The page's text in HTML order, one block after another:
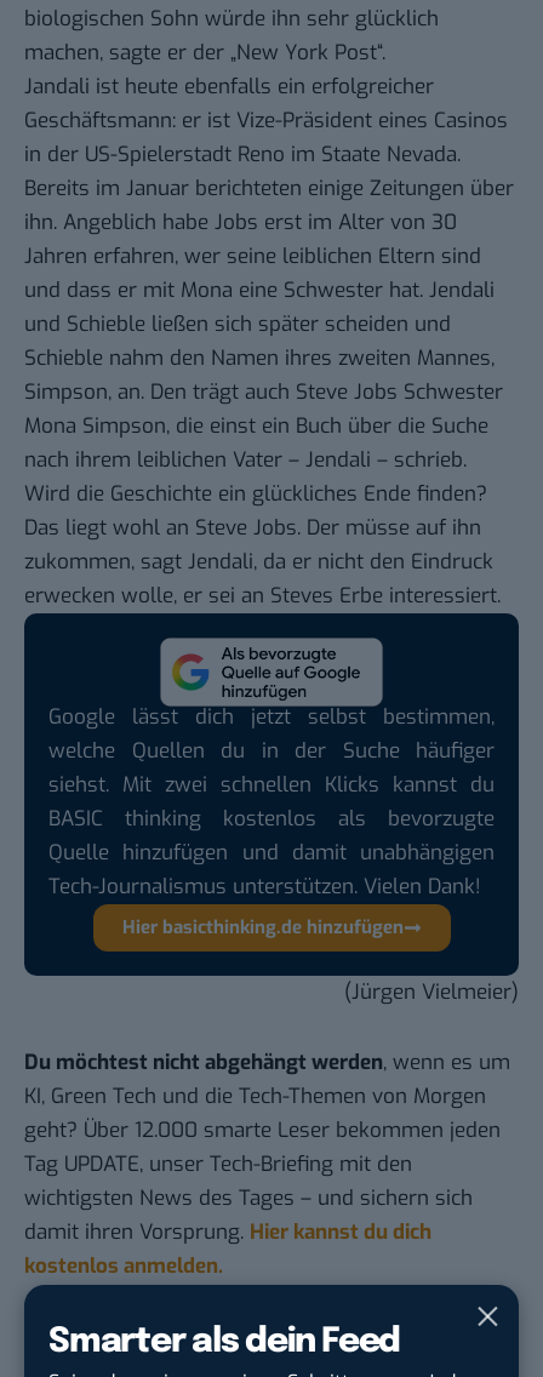
Smarter als dein Feed
biologischen Sohn würde ihn sehr glücklich
machen, sagte er der „New York Post“.
Jandali ist heute ebenfalls ein erfolgreicher
Geschäftsmann: er ist Vize-Präsident eines Casinos
in der US-Spielerstadt Reno im Staate Nevada.
Bereits im Januar berichteten einige Zeitungen über
ihn. Angeblich habe Jobs erst im Alter von 30
Jahren erfahren, wer seine leiblichen Eltern sind
und dass er mit Mona eine Schwester hat. Jendali
und Schieble ließen sich später scheiden und
Schieble nahm den Namen ihres zweiten Mannes,
Simpson, an. Den trägt auch Steve Jobs Schwester
Mona Simpson, die einst ein Buch über die Suche
nach ihrem leiblichen Vater – Jendali – schrieb.
Wird die Geschichte ein glückliches Ende finden?
Das liegt wohl an Steve Jobs. Der müsse auf ihn
zukommen, sagt Jendali, da er nicht den Eindruck
erwecken wolle, er sei an Steves Erbe interessiert.
Google lässt dich jetzt selbst bestimmen,
welche Quellen du in der Suche häufiger
siehst. Mit zwei schnellen Klicks kannst du
BASIC thinking kostenlos als bevorzugte
Quelle hinzufügen und damit unabhängigen
Tech-Journalismus unterstützen. Vielen Dank!
Hier basicthinking.de hinzufügen
(Jürgen Vielmeier)
Du möchtest nicht abgehängt werden, wenn es um
KI, Green Tech und die Tech-Themen von Morgen
geht? Über 12.000 smarte Leser bekommen jeden
Tag UPDATE, unser Tech-Briefing mit den
wichtigsten News des Tages – und sichern sich
damit ihren Vorsprung. Hier kannst du dich
kostenlos anmelden.
STELLENANZEIGEN